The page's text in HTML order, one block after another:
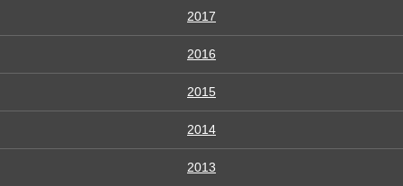
2017
2016
2015
2014
2013